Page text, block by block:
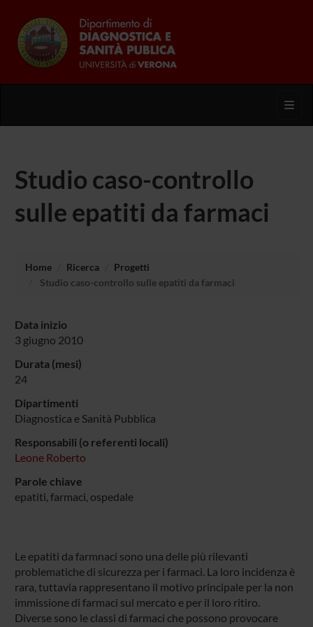
Studio caso-controllo
sulle epatiti da farmaci
Home Ricerca
Progetti
Studio caso-controllo sulle epatiti da farmaci
Data inizio
3 giugno 2010
Durata (mesi)
24
Dipartimenti
Diagnostica e Sanità Pubblica
Responsabili (o referenti locali)
Leone Roberto
Parole chiave
epatiti, farmaci, ospedale
Le epatiti da farmnaci sono una delle più rilevanti
problematiche di sicurezza per i farmaci. La loro incidenza è
rara, tuttavia rappresentano il motivo principale per la non
immissione di farmaci sul mercato e per il loro ritiro.
Diverse sono le classi di farmaci che possono provocare